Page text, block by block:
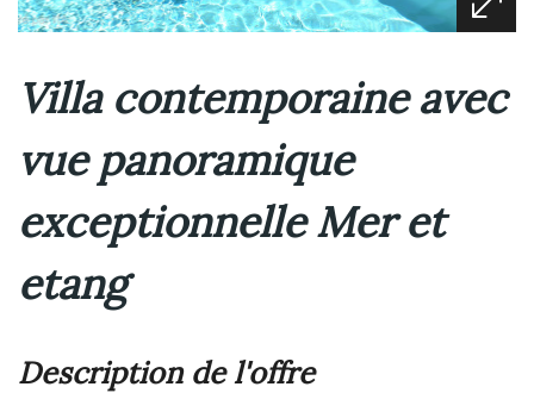
Villa contemporaine avec
vue panoramique
exceptionnelle Mer et
etang
description de l'offre